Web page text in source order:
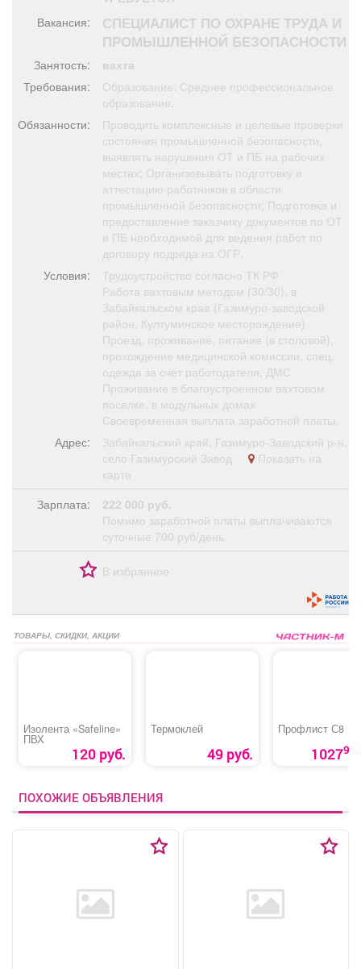
Поздравления
Я - пенсионер
Вакансия:
СПЕЦИАЛИСТ ПО ОХРАНЕ ТРУДА И
ПРОМЫШЛЕННОЙ БЕЗОПАСНОСТИ
Занятость:
вахта
Требования:
Образование: Среднее профессиональное
образование.
Обязанности:
Проводить комплексные и целевые проверки
состояния промышленной безопасности,
выявлять нарушения ОТ и ПБ на рабочих
местах; Организовывать подготовку и
аттестацию работников в области
промышленной безопасности; Подготовка и
предоставление заказчику документов по ОТ
и ПБ необходимой для ведения работ по
договору подряда на ОГР.
Условия:
Трудоустройство согласно ТК РФ
Работа вахтовым методом (30/30), в
Забайкальском крае (Газимуро-заводской
район, Култуминское месторождение)
Проезд, проживание, питание (в столовой),
прохождение медицинской комиссии, спец.
одежда за счет работодателя, ДМС
Проживание в благоустроенном вахтовом
поселке, в модульных домах
Своевременная выплата заработной платы.
Адрес:
Забайкальский край, Газимуро-Заводский р-н,
село Газимурский Завод
Показать на
карте
Зарплата:
222 000 руб.
Помимо заработной платы выплачиваются
суточные 700 руб/день.
В избранное
ТОВАРЫ, СКИДКИ, АКЦИИ
Изолента «Safeline»
ПВХ
120 руб.
Термоклей
49 руб.
Профлист С8
102790
ПОХОЖИЕ ОБЪЯВЛЕНИЯ